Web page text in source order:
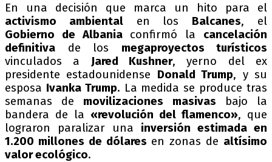
En una decisión que marca un hito para el
activismo ambientalen los Balcanes, el
Gobierno de Albaniaconfirmó la cancelación
definitiva de los megaproyectos turísticos
vinculados a Jared Kushner, yerno del ex
presidente estadounidense Donald Trump, y su
esposa Ivanka Trump. La medida se produce tras
semanas de movilizaciones masivas bajo la
bandera de la «revolución del flamenco», que
lograron paralizar una inversión estimada en
1.200 millones de dólares en zonas de altísimo
valor ecológico.